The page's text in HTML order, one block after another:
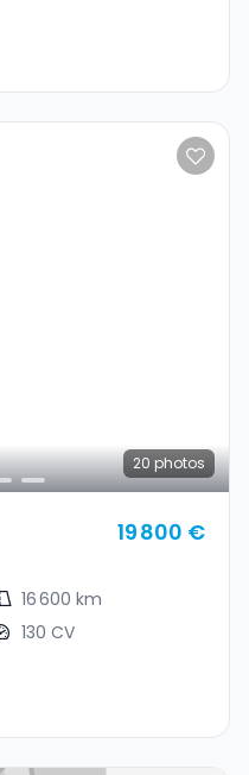
20 photos
19 800 €
16 600 km
130 CV